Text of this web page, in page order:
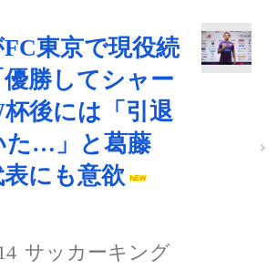
東京で現役続
勝してシャー
後には「引退
た…」と葛藤
にも意欲
サッカーキング